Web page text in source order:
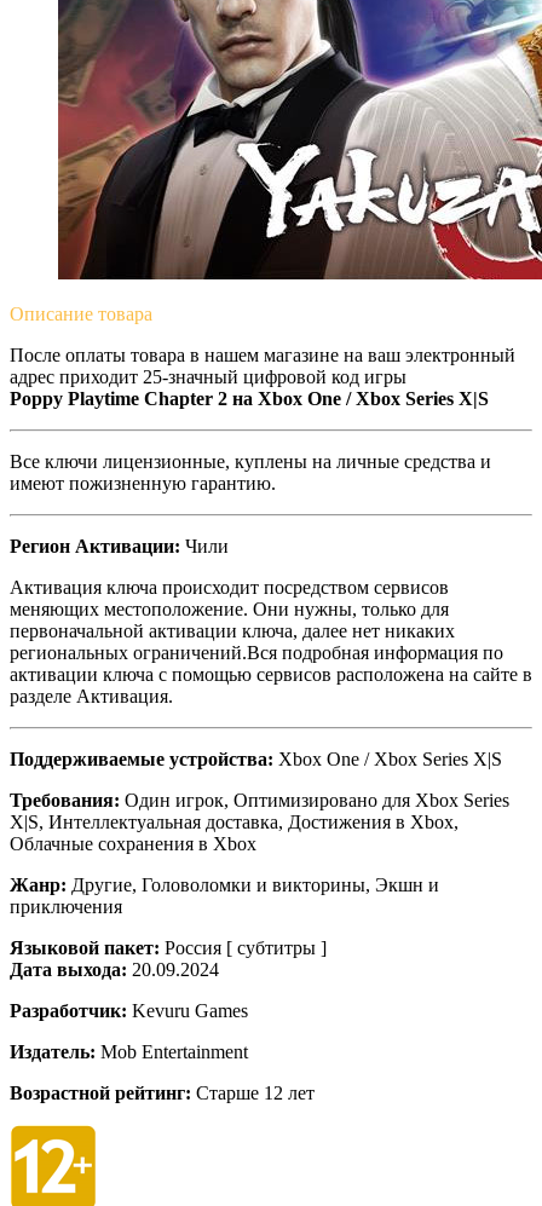
Описание товара
После оплаты товара в нашем магазине на ваш электронный
адрес приходит 25-значный цифровой код игры
Poppy Playtime Chapter 2 на Xbox One / Xbox Series X|S
Все ключи лицензионные, куплены на личные средства и
имеют пожизненную гарантию.
Регион Активации: Чили
Активация ключа происходит посредством сервисов
меняющих местоположение. Они нужны, только для
первоначальной активации ключа, далее нет никаких
региональных ограничений.Вся подробная информация по
активации ключа с помощью сервисов расположена на сайте в
разделе Активация.
Поддерживаемые устройства: Xbox One / Xbox Series X|S
Требования: Один игрок, Оптимизировано для Xbox Series
X|S, Интеллектуальная доставка, Достижения в Xbox,
Облачные сохранения в Xbox
Жанр: Другие, Головоломки и викторины, Экшн и
приключения
Языковой пакет: Россия [ субтитры ]
Дата выхода: 20.09.2024
Разработчик: Kevuru Games
Издатель: Mob Entertainment
Возрастной рейтинг: Старше 12 лет